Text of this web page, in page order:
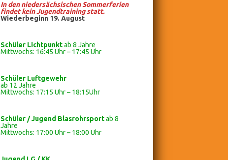
In den niedersächsischen Sommerferien
findet kein Jugendtraining statt.
Wiederbeginn 19. August
Schüler Lichtpunktab 8 Jahre
Mittwochs: 16:45 Uhr – 17:45 Uhr
Schüler Luftgewehr
ab 12 Jahre
Mittwochs: 17:15 Uhr – 18:15Uhr
Schüler / Jugend Blasrohrsportab 8
Jahre
Mittwochs: 17:00 Uhr – 18:00 Uhr